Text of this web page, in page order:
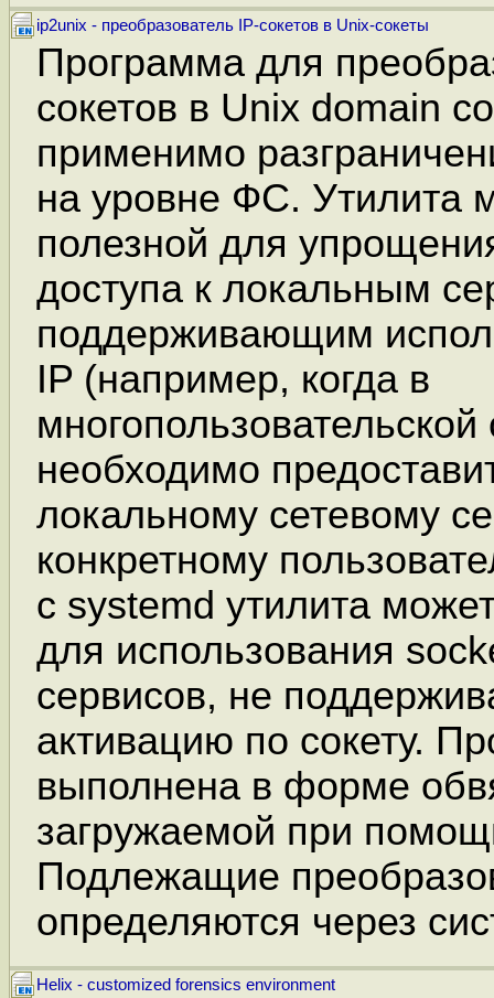
ip2unix - преобразователь IP-сокетов в Unix-сокеты
Программа для
сокетов в Unix domain
применимо
на уровне ФС. Утилита
полезной для
доступа к локальным
поддерживающим
IP (например, когда в
многопользовательской
необходимо
локальному сетевому
конкретному
с systemd утилита
для использования
сервисов, не
активацию по сокету.
выполнена в форме
загружаемой при
Подлежащие
определяются через
Helix - customized forensics environment